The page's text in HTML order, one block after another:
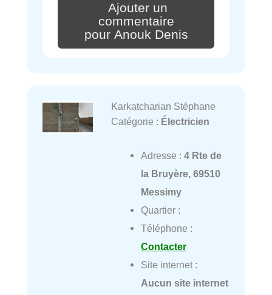
Ajouter un
commentaire
pour Anouk Denis
Karkatcharian Stéphane
Catégorie : Électricien
Adresse : 4 Rte de
la Bruyère, 69510
Messimy
Quartier :
Téléphone :
Contacter
Site internet :
Aucun site internet